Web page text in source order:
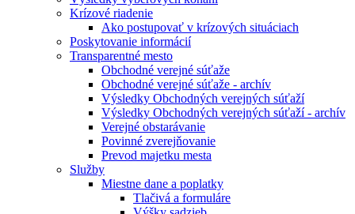
Krízové riadenie
Ako postupovať v krízových situáciach
Poskytovanie informácií
Transparentné mesto
Obchodné verejné súťaže
Obchodné verejné súťaže - archív
Výsledky Obchodných verejných súťaží
Výsledky Obchodných verejných súťaží - archív
Verejné obstarávanie
Povinné zverejňovanie
Prevod majetku mesta
Služby
Miestne dane a poplatky
Tlačivá a formuláre